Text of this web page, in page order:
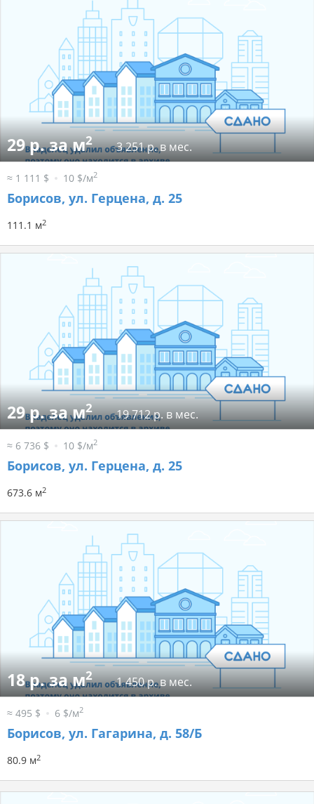
29 р. за м2 3 251 р. в мес.
≈ 1 111 $ 10 $/м2
Борисов, ул. Герцена, д. 25
111.1 м2
29 р. за м2 19 712 р. в мес.
≈ 6 736 $ 10 $/м2
Борисов, ул. Герцена, д. 25
673.6 м2
18 р. за м2 1 450 р. в мес.
≈ 495 $ 6 $/м2
Борисов, ул. Гагарина, д. 58/Б
80.9 м2